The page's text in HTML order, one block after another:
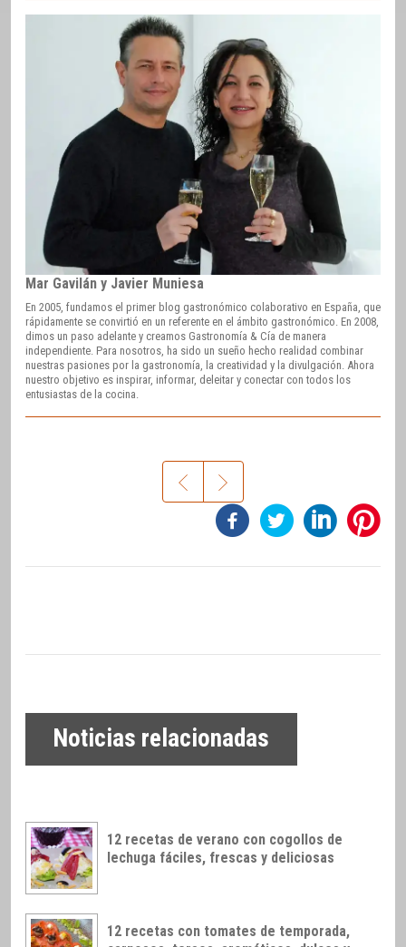
Mar Gavilán y Javier Muniesa
En 2005, fundamos el primer blog gastronómico colaborativo en España, que
rápidamente se convirtió en un referente en el ámbito gastronómico. En 2008,
dimos un paso adelante y creamos Gastronomía & Cía de manera
independiente. Para nosotros, ha sido un sueño hecho realidad combinar
nuestras pasiones por la gastronomía, la creatividad y la divulgación. Ahora
nuestro objetivo es inspirar, informar, deleitar y conectar con todos los
entusiastas de la cocina.
Noticias relacionadas
12 recetas de verano con cogollos de
lechuga fáciles, frescas y deliciosas
12 recetas con tomates de temporada,